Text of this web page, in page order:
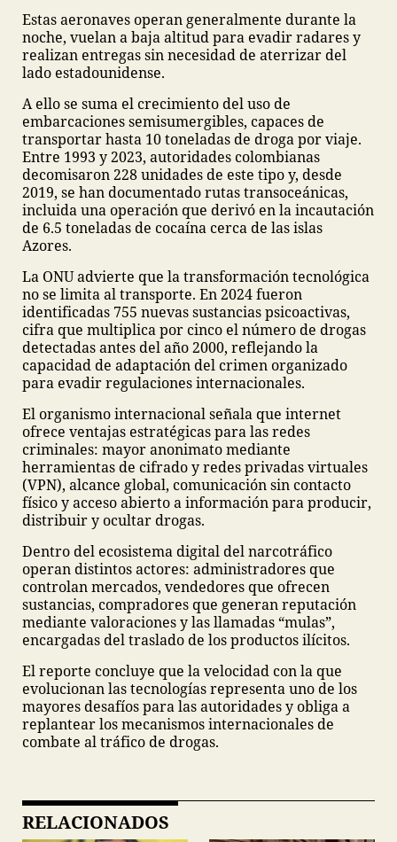
Estas aeronaves operan generalmente durante la
noche, vuelan a baja altitud para evadir radares y
realizan entregas sin necesidad de aterrizar del
lado estadounidense.
A ello se suma el crecimiento del uso de
embarcaciones semisumergibles, capaces de
transportar hasta 10 toneladas de droga por viaje.
Entre 1993 y 2023, autoridades colombianas
decomisaron 228 unidades de este tipo y, desde
2019, se han documentado rutas transoceánicas,
incluida una operación que derivó en la incautación
de 6.5 toneladas de cocaína cerca de las islas
Azores.
La ONU advierte que la transformación tecnológica
no se limita al transporte. En 2024 fueron
identificadas 755 nuevas sustancias psicoactivas,
cifra que multiplica por cinco el número de drogas
detectadas antes del año 2000, reflejando la
capacidad de adaptación del crimen organizado
para evadir regulaciones internacionales.
El organismo internacional señala que internet
ofrece ventajas estratégicas para las redes
criminales: mayor anonimato mediante
herramientas de cifrado y redes privadas virtuales
(VPN), alcance global, comunicación sin contacto
físico y acceso abierto a información para producir,
distribuir y ocultar drogas.
Dentro del ecosistema digital del narcotráfico
operan distintos actores: administradores que
controlan mercados, vendedores que ofrecen
sustancias, compradores que generan reputación
mediante valoraciones y las llamadas “mulas”,
encargadas del traslado de los productos ilícitos.
El reporte concluye que la velocidad con la que
evolucionan las tecnologías representa uno de los
mayores desafíos para las autoridades y obliga a
replantear los mecanismos internacionales de
combate al tráfico de drogas.
RELACIONADOS